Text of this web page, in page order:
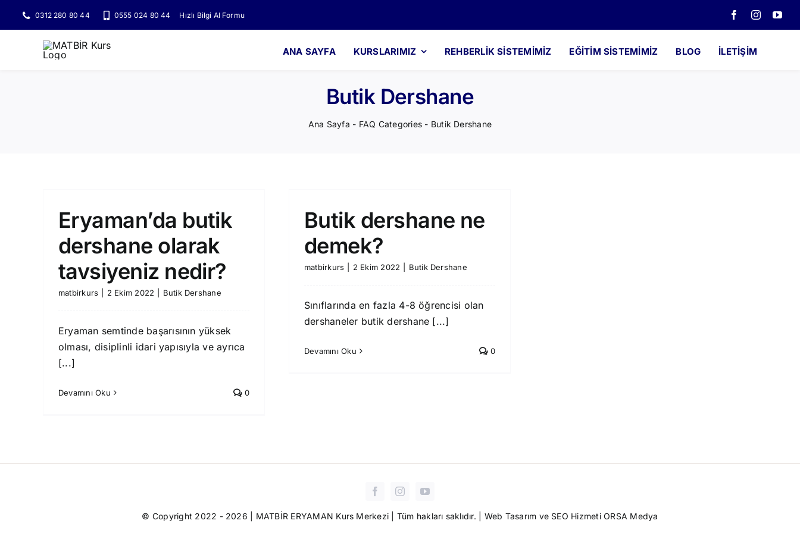
0312 280 80 44 0555 024 80 44 Hızlı Bilgi Al Formu
ANA SAYFA KURSLARIMIZ REHBERLIK SISTEMIMIZ EĞITIM SISTEMIMIZ BLOG İLETIŞIM
Butik Dershane
Ana Sayfa - FAQ Categories - Butik Dershane
Eryaman’da butik
dershane olarak
tavsiyeniz nedir?
matbirkurs 2 Ekim 2022 Butik Dershane
Eryaman semtinde başarısının yüksek
olması, disiplinli idari yapısıyla ve ayrıca
[...]
Devamını Oku 0
Butik dershane ne
demek?
matbirkurs 2 Ekim 2022 Butik Dershane
Sınıflarında en fazla 4-8 öğrencisi olan
dershaneler butik dershane [...]
Devamını Oku 0
© Copyright 2022 - 2026 | MATBİR ERYAMAN Kurs Merkezi | Tüm hakları saklıdır. | Web Tasarım ve SEO HizmetiORSA Medya